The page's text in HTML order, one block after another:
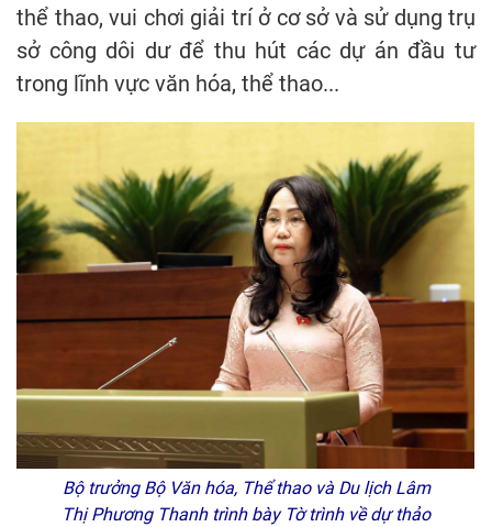
thể thao, vui chơi giải trí ở cơ sở và sử dụng trụ
sở công dôi dư để thu hút các dự án đầu tư
trong lĩnh vực văn hóa, thể thao...
Bộ trưởng Bộ Văn hóa, Thể thao và Du lịch Lâm
Thị Phương Thanh trình bày Tờ trình về dự thảo